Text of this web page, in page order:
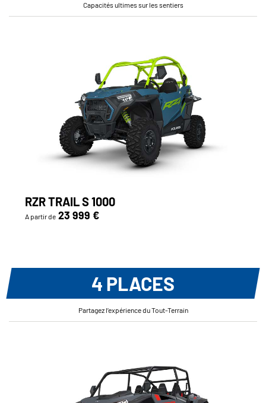
Capacités ultimes sur les sentiers
RZR TRAIL S 1000
A partir de 23 999 €
4 PLACES
Partagez l’expérience du Tout-Terrain